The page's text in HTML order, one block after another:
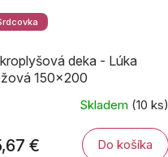
deka - Lúka
150x200
Skladem (10 ks)
€ Do košíka